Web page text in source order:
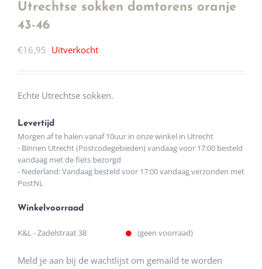
Utrechtse sokken domtorens oranje
43-46
€16,95 Uitverkocht
Echte Utrechtse sokken.
Levertijd
Morgen af te halen vanaf 10uur in onze winkel in Utrecht
- Binnen Utrecht (Postcodegebieden) vandaag voor 17:00 besteld
vandaag met de fiets bezorgd
- Nederland: Vandaag besteld voor 17:00 vandaag verzonden met
PostNL
Winkelvoorraad
K&L - Zadelstraat 38 (geen voorraad)
Meld je aan bij de wachtlijst om gemaild te worden